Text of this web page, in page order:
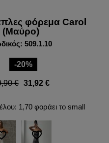
φόρεμα Carol
(Μαύρο)
509.1.10
-20%
€ 31,92 €
1,70 φοράει το small
favorite_border